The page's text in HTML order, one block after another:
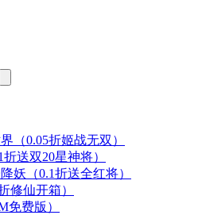
（0.05折姬战无双）
送双20星神将）
妖（0.1折送全红将）
修仙开箱）
免费版）